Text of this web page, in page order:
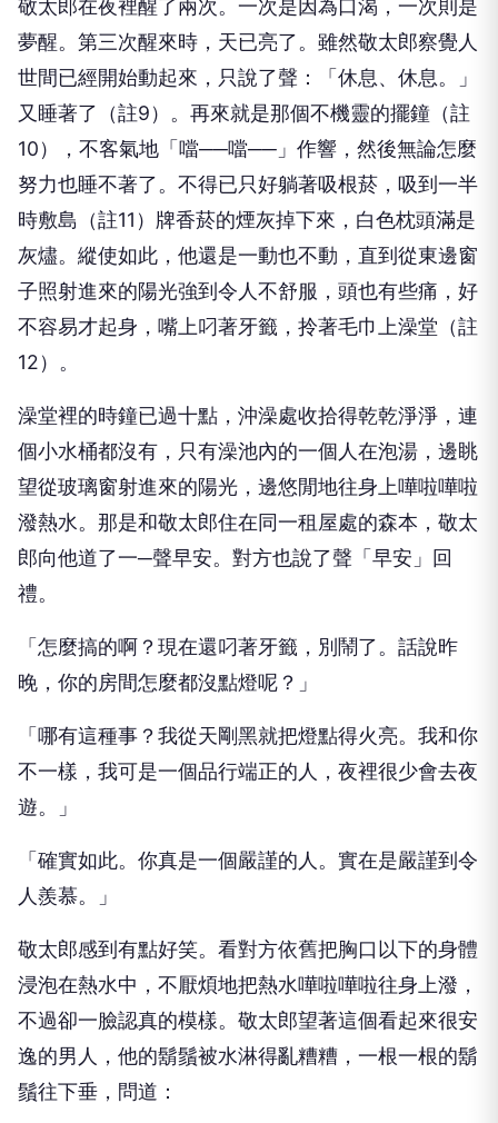
敬太郎在夜裡醒了兩次。一次是因為口渴，一次則是
夢醒。第三次醒來時，天已亮了。雖然敬太郎察覺人
世間已經開始動起來，只說了聲：「休息、休息。」
又睡著了（註9）。再來就是那個不機靈的擺鐘（註
10），不客氣地「噹──噹──」作響，然後無論怎麼
努力也睡不著了。不得已只好躺著吸根菸，吸到一半
時敷島（註11）牌香菸的煙灰掉下來，白色枕頭滿是
灰燼。縱使如此，他還是一動也不動，直到從東邊窗
子照射進來的陽光強到令人不舒服，頭也有些痛，好
不容易才起身，嘴上叼著牙籤，拎著毛巾上澡堂（註
12）。
澡堂裡的時鐘已過十點，沖澡處收拾得乾乾淨淨，連
個小水桶都沒有，只有澡池內的一個人在泡湯，邊眺
望從玻璃窗射進來的陽光，邊悠閒地往身上嘩啦嘩啦
潑熱水。那是和敬太郎住在同一租屋處的森本，敬太
郎向他道了一─聲早安。對方也說了聲「早安」回
禮。
「怎麼搞的啊？現在還叼著牙籤，別鬧了。話說昨
晚，你的房間怎麼都沒點燈呢？」
「哪有這種事？我從天剛黑就把燈點得火亮。我和你
不一樣，我可是一個品行端正的人，夜裡很少會去夜
遊。」
「確實如此。你真是一個嚴謹的人。實在是嚴謹到令
人羨慕。」
敬太郎感到有點好笑。看對方依舊把胸口以下的身體
浸泡在熱水中，不厭煩地把熱水嘩啦嘩啦往身上潑，
不過卻一臉認真的模樣。敬太郎望著這個看起來很安
逸的男人，他的鬍鬚被水淋得亂糟糟，一根一根的鬍
鬚往下垂，問道：